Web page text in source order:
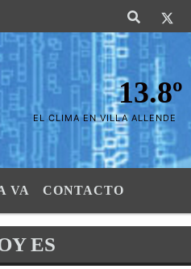
SI SU AVISO ESTA
13.8º
EL CLIMA EN VILLA ALLENDE
VA CONTACTO
ES